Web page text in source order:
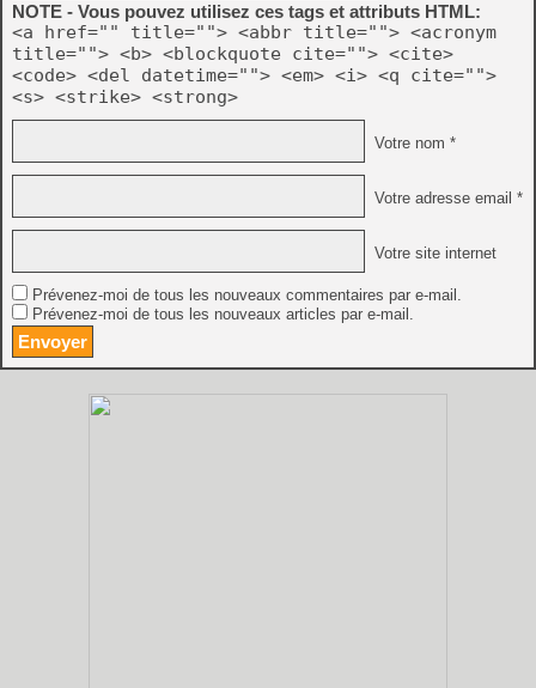
NOTE - Vous pouvez utilisez ces tags et attributs HTML:
<a href="" title=""> <abbr title=""> <acronym
title=""> <b> <blockquote cite=""> <cite>
<code> <del datetime=""> <em> <i> <q cite="">
<s> <strike> <strong>
Votre nom *
Votre adresse email *
Votre site internet
Prévenez-moi de tous les nouveaux commentaires par e-mail.
Prévenez-moi de tous les nouveaux articles par e-mail.